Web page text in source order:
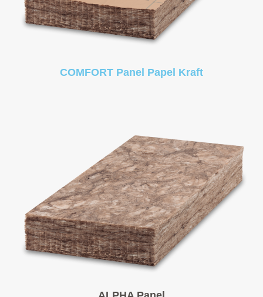
COMFORT Panel Papel Kraft